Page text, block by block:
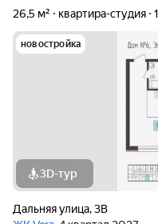
26,5 м²
квартира-студия
новостройка
3D-тур
Дальняя улица,3В